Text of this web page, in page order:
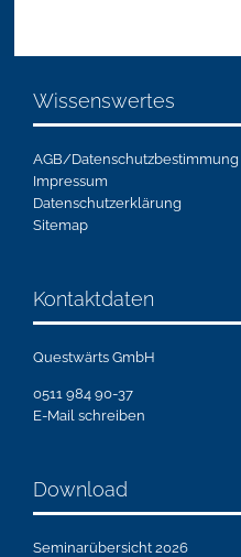
Wissenswertes
AGB/Datenschutzbestimmung
Impressum
Datenschutzerklärung
Sitemap
Kontaktdaten
Questwärts GmbH
0511 984 90-37
E-Mail schreiben
Download
Seminarübersicht 2026